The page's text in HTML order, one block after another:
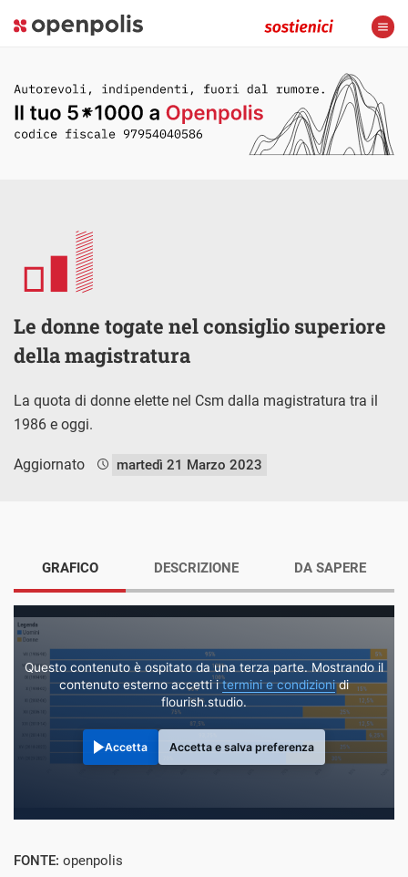
Le donne togate nel consiglio superiore
della magistratura
La quota di donne elette nel Csm dalla magistratura tra il
1986 e oggi.
Aggiornato martedì 21 Marzo 2023
GRAFICO
Questo contenuto è ospitato da una terza parte. Mostrando il
contenuto esterno accetti itermini e condizionidi
flourish.studio.
Accetta Accetta e salva preferenza
DESCRIZIONE DA SAPERE
FONTE: openpolis